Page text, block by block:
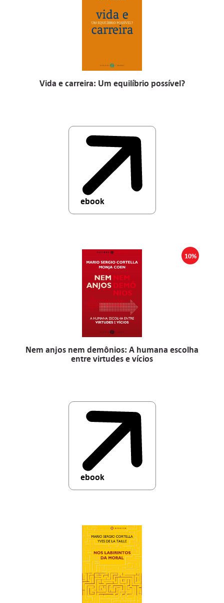
Vida e carreira: Um equilíbrio possível?
ebook
10%
Nem anjos nem demônios: A humana escolha
entre virtudes e vícios
ebook